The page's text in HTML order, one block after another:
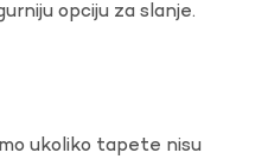
opciju za slanje.
ukoliko tapete nisu